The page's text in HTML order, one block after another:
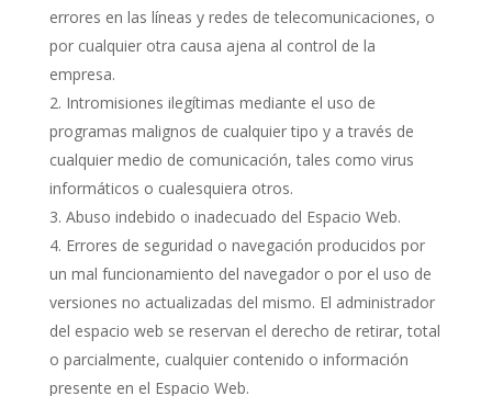
errores en las líneas y redes de telecomunicaciones, o
por cualquier otra causa ajena al control de la
empresa.
Intromisiones ilegítimas mediante el uso de
programas malignos de cualquier tipo y a través de
cualquier medio de comunicación, tales como virus
informáticos o cualesquiera otros.
Abuso indebido o inadecuado del Espacio Web.
Errores de seguridad o navegación producidos por
un mal funcionamiento del navegador o por el uso de
versiones no actualizadas del mismo. El administrador
del espacio web se reservan el derecho de retirar, total
o parcialmente, cualquier contenido o información
presente en el Espacio Web.